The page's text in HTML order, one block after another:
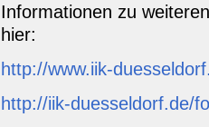
Informationen zu
hier:
http://www.iik-
http://iik-duesseldorf.de/